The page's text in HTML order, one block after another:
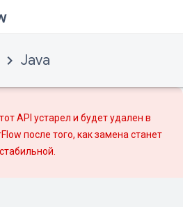
Java
API устарел и будет удален в
после того, какзамена станет
стабильной.